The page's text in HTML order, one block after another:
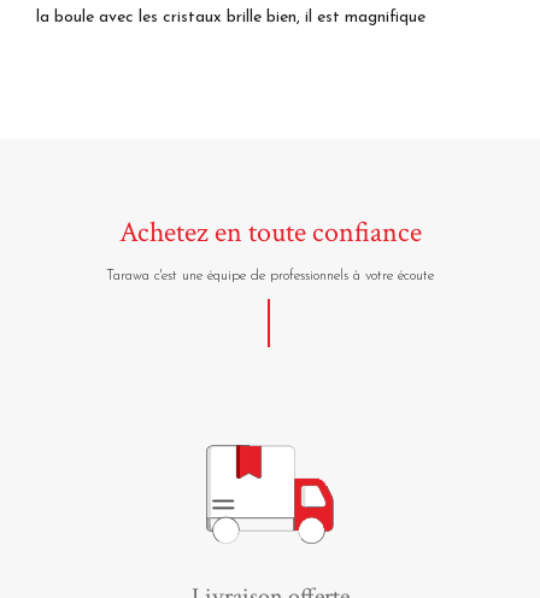
la boule avec les cristaux brille bien, il est magnifique
Achetez en toute confiance
Tarawa c'est une équipe de professionnels à votre écoute